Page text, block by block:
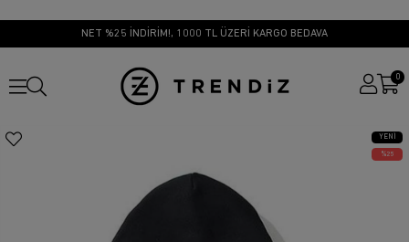
NET %25 İNDİRİM!, 1000 TL ÜZERİ KARGO BEDAVA
0
YENI
ÜRÜN
25